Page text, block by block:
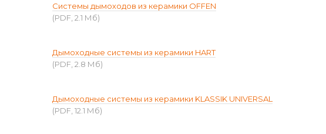
Системы дымоходов из керамики OFFEN
(PDF, 2.1 Мб)
Дымоходные системы из керамики HART
(PDF, 2.8 Мб)
Дымоходные системы из керамики KLASSIK UNIVERSAL
(PDF, 12.1 Мб)